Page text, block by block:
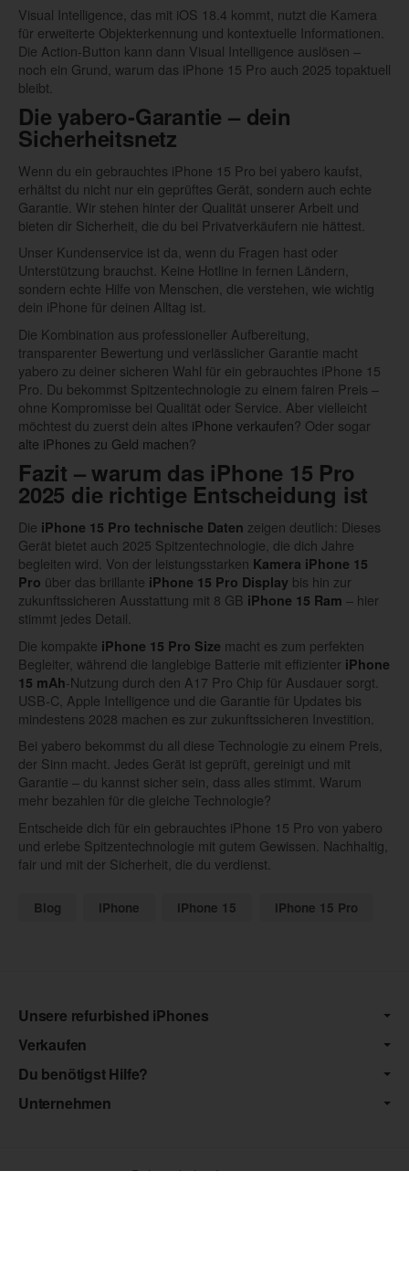
Visual Intelligence, das mit iOS 18.4 kommt, nutzt die Kamera
für erweiterte Objekterkennung und kontextuelle Informationen.
Die Action-Button kann dann Visual Intelligence auslösen –
noch ein Grund, warum das iPhone 15 Pro auch 2025 topaktuell
bleibt.
Die yabero-Garantie – dein
Sicherheitsnetz
Wenn du ein gebrauchtes iPhone 15 Pro bei yabero kaufst,
erhältst du nicht nur ein geprüftes Gerät, sondern auch echte
Garantie. Wir stehen hinter der Qualität unserer Arbeit und
bieten dir Sicherheit, die du bei Privatverkäufern nie hättest.
Unser Kundenservice ist da, wenn du Fragen hast oder
Unterstützung brauchst. Keine Hotline in fernen Ländern,
sondern echte Hilfe von Menschen, die verstehen, wie wichtig
dein iPhone für deinen Alltag ist.
Die Kombination aus professioneller Aufbereitung,
transparenter Bewertung und verlässlicher Garantie macht
yabero zu deiner sicheren Wahl für ein gebrauchtes iPhone 15
Pro. Du bekommst Spitzentechnologie zu einem fairen Preis –
ohne Kompromisse bei Qualität oder Service. Aber vielleicht
möchtest du zuerst dein altes iPhone verkaufen? Oder sogar
alte iPhones zu Geld machen?
Fazit – warum das iPhone 15 Pro
2025 die richtige Entscheidung ist
Die iPhone 15 Pro technische Daten zeigen deutlich: Dieses
Gerät bietet auch 2025 Spitzentechnologie, die dich Jahre
begleiten wird. Von der leistungsstarken Kamera iPhone 15
Pro über das brillante iPhone 15 Pro Display bis hin zur
zukunftssicheren Ausstattung mit 8 GB iPhone 15 Ram – hier
stimmt jedes Detail.
Die kompakte iPhone 15 Pro Size macht es zum perfekten
Begleiter, während die langlebige Batterie mit effizienter iPhone
15 mAh-Nutzung durch den A17 Pro Chip für Ausdauer sorgt.
USB-C, Apple Intelligence und die Garantie für Updates bis
mindestens 2028 machen es zur zukunftssicheren Investition.
Bei yabero bekommst du all diese Technologie zu einem Preis,
der Sinn macht. Jedes Gerät ist geprüft, gereinigt und mit
Garantie – du kannst sicher sein, dass alles stimmt. Warum
mehr bezahlen für die gleiche Technologie?
Entscheide dich für ein gebrauchtes iPhone 15 Pro von yabero
und erlebe Spitzentechnologie mit gutem Gewissen. Nachhaltig,
fair und mit der Sicherheit, die du verdienst.
Blog iPhone iPhone 15 iPhone 15 Pro
Unsere refurbished iPhones
Verkaufen
Du benötigst Hilfe?
Unternehmen
Datenschutz•Impressum